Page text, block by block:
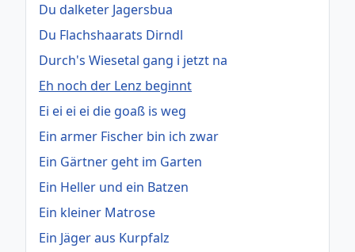
Du dalketer Jagersbua
Du Flachshaarats Dirndl
Durch's Wiesetal gang i jetzt na
Eh noch der Lenz beginnt
Ei ei ei ei die goaß is weg
Ein armer Fischer bin ich zwar
Ein Gärtner geht im Garten
Ein Heller und ein Batzen
Ein kleiner Matrose
Ein Jäger aus Kurpfalz